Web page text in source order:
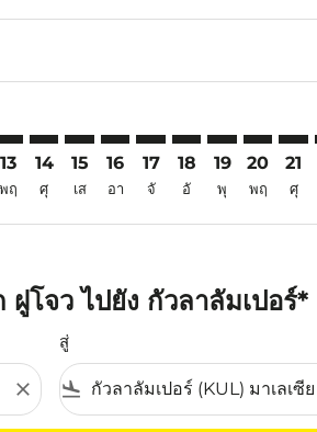
13
พฤ
14
ศุ
15
เส
16
อา
17
จั
18
อั
19
พุ
20
พฤ
21
ศุ
โจว ไปยัง กัวลาลัมเปอร์*
close
สู่
flight_land